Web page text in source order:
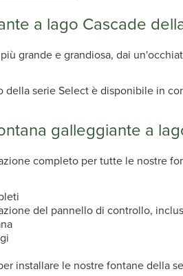
a lago Cascade
grande e grandiosa, dai
della serie Select è disponibile in
galleggiante a
completo per tutte le nostre
del pannello di controllo,
installare le nostre fontane della